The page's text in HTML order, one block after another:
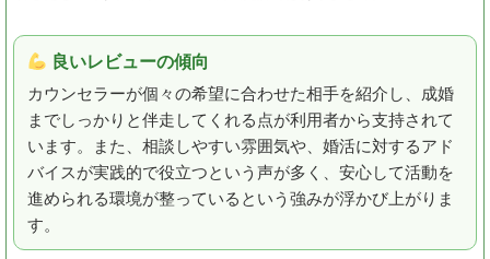
良いレビューの傾向
カウンセラーが個々の希望に合わせた相手を紹介し、成婚
までしっかりと伴走してくれる点が利用者から支持されて
います。また、相談しやすい雰囲気や、婚活に対するアド
バイスが実践的で役立つという声が多く、安心して活動を
進められる環境が整っているという強みが浮かび上がりま
す。